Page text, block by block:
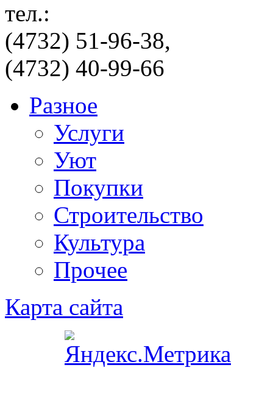
тел.:
(4732) 51-96-38,
(4732) 40-99-66
Разное
Услуги
Уют
Покупки
Строительство
Культура
Прочее
Карта сайта